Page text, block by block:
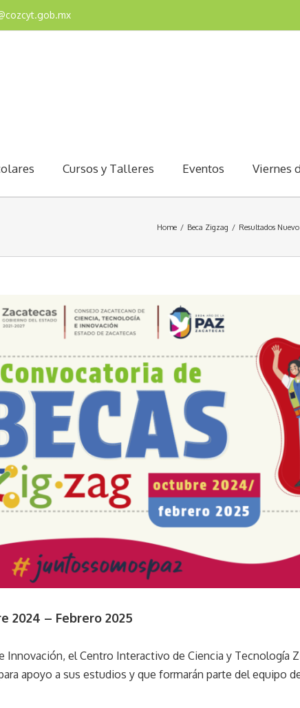
Cursos y Talleres Eventos Viernes
Home / Beca Zigzag / Resultados
2024 – Febrero 2025
Innovación, el Centro Interactivo de Ciencia y Tecnología
apoyo a sus estudios y que formarán parte del equipo